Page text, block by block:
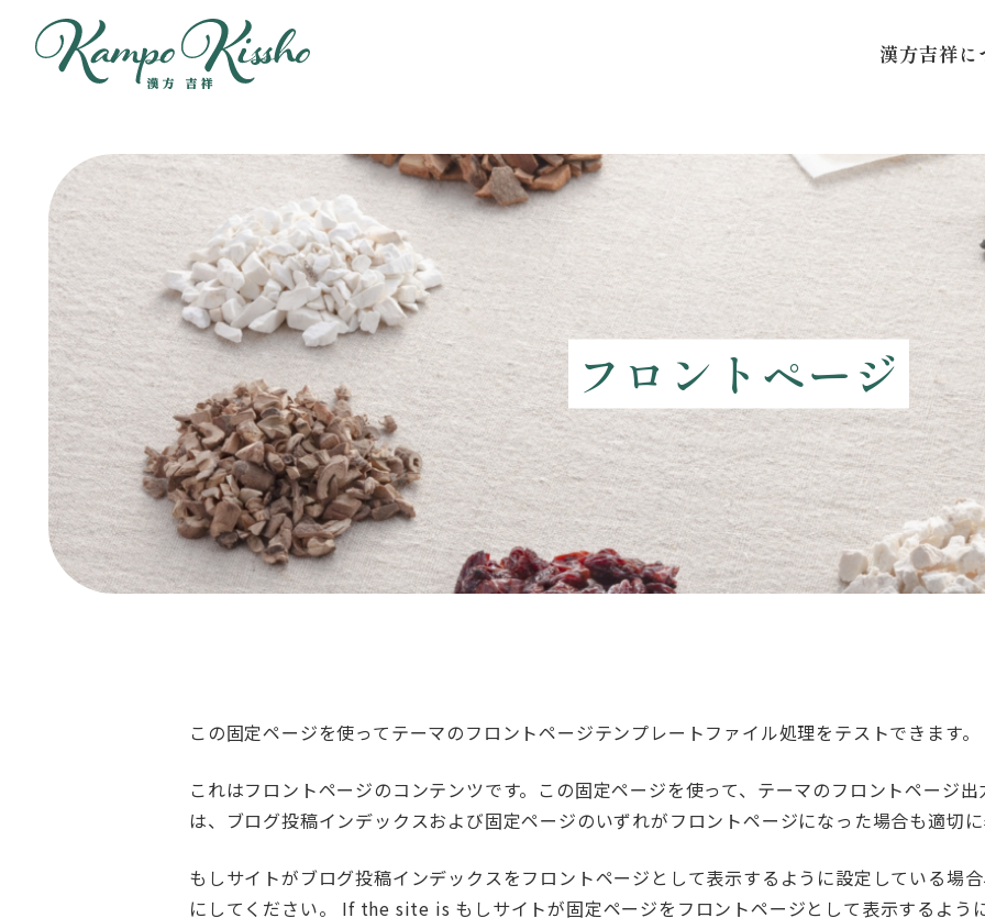
漢方吉祥に
フロントページ
この固定ページを使ってテーマのフロントページテンプレートファイル処理をテストできます。
これはフロントページのコンテンツです。この固定ページを使って、テーマのフロントページ
は、ブログ投稿インデックスおよび固定ページのいずれがフロントページになった場合も適切
もしサイトがブログ投稿インデックスをフロントページとして表示するように設定している場
にしてください。 If the site is もしサイトが固定ページをフロントページとして表示するよう